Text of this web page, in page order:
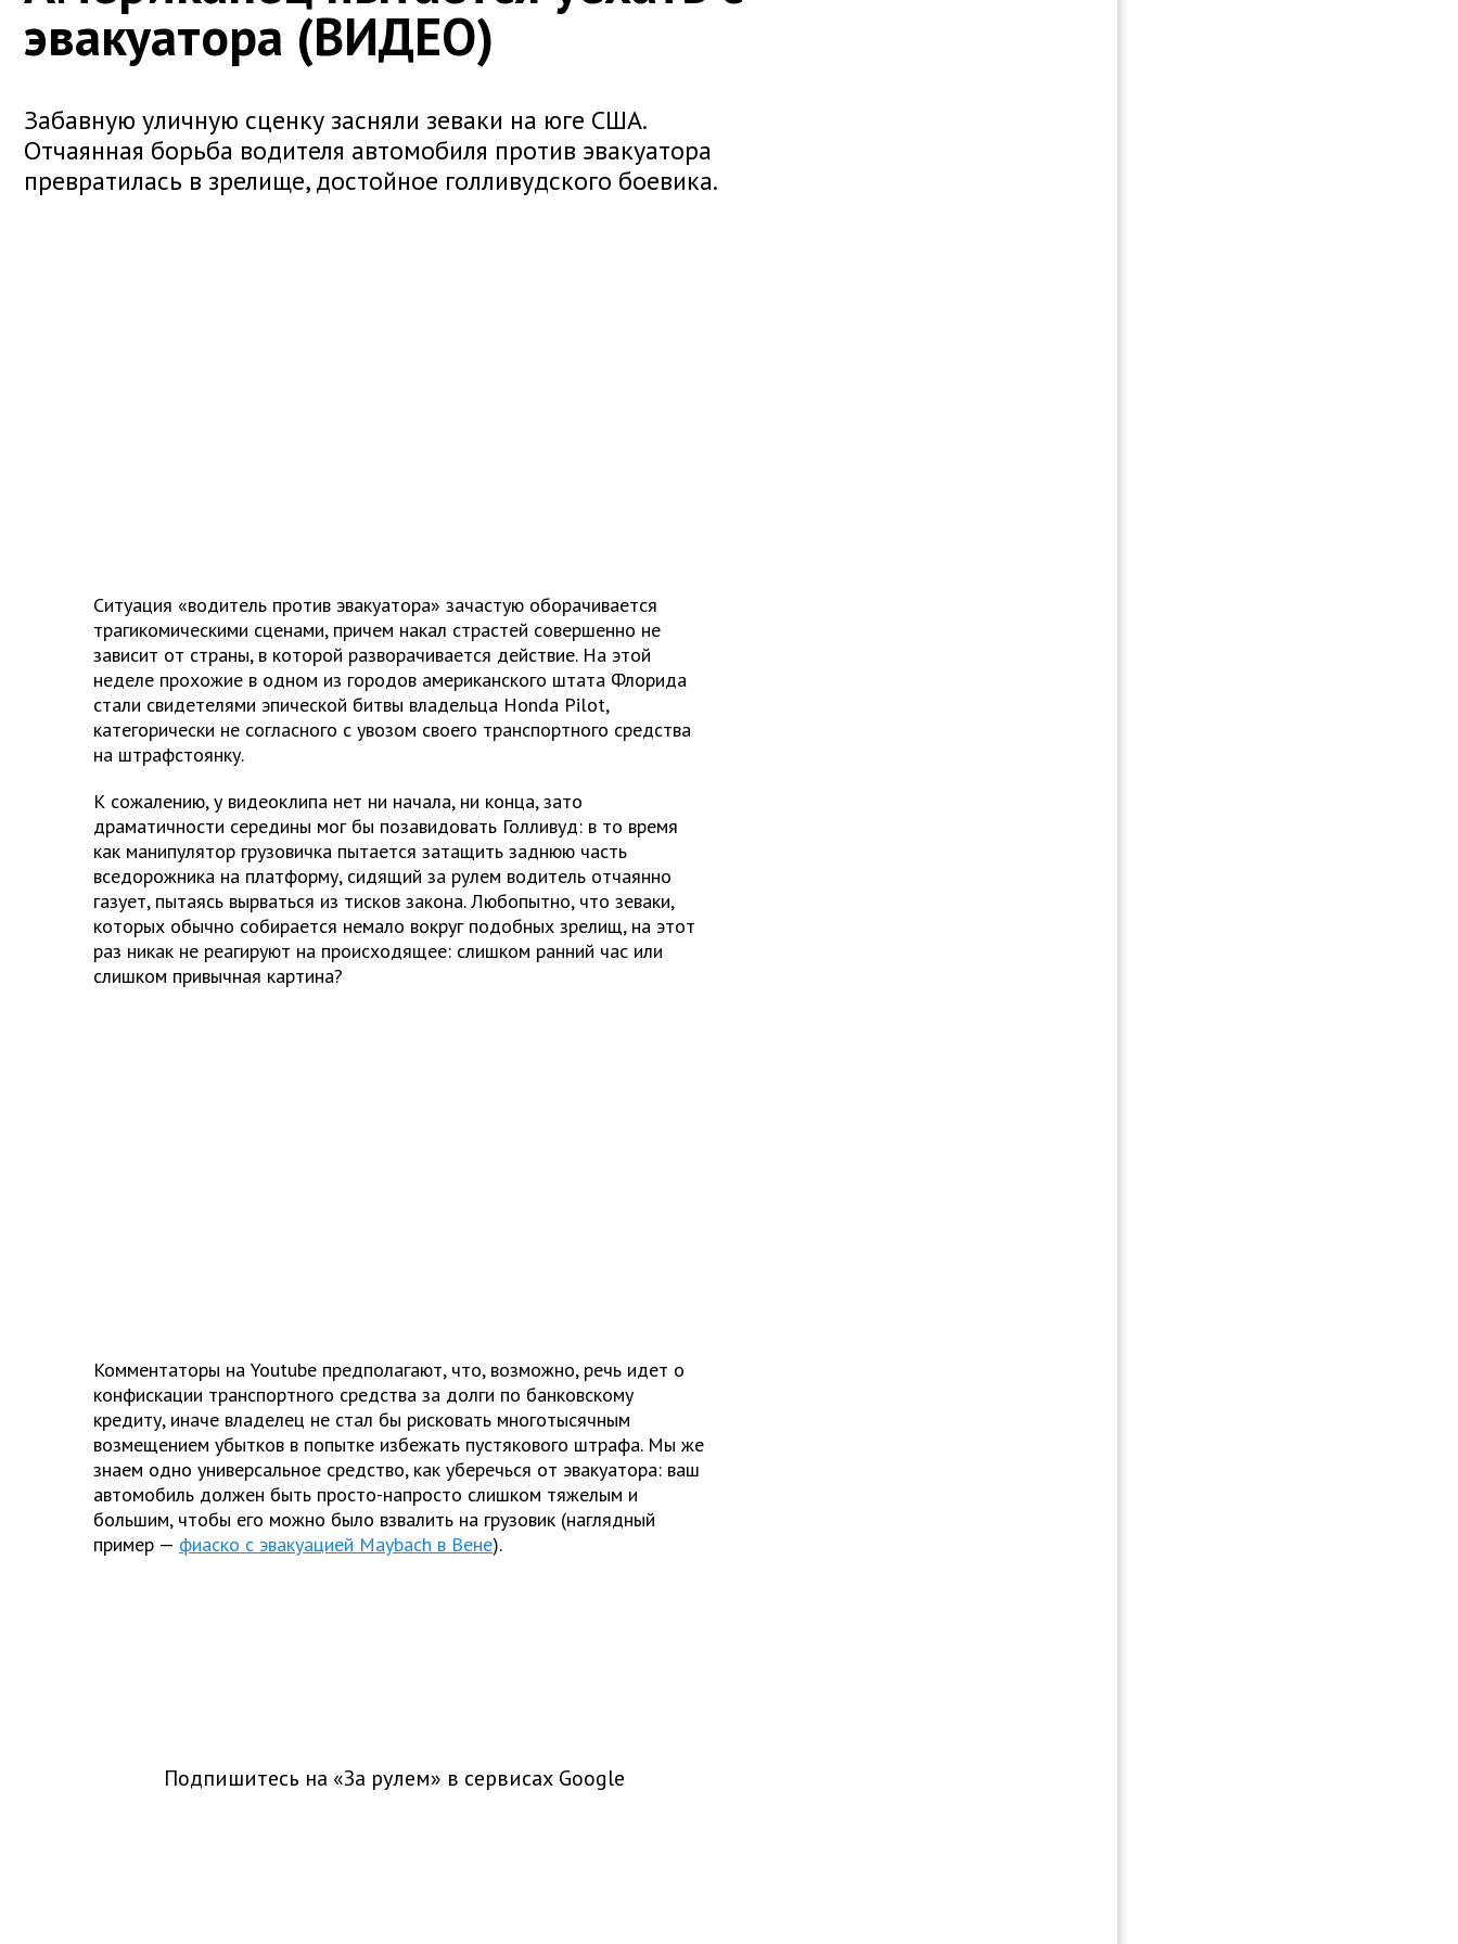
эвакуатора (ВИДЕО)
Забавную уличную сценку засняли зеваки на юге США.
Отчаянная борьба водителя автомобиля против эвакуатора
превратилась в зрелище, достойное голливудского боевика.
Ситуация «водитель против эвакуатора» зачастую оборачивается
трагикомическими сценами, причем накал страстей совершенно не
зависит от страны, в которой разворачивается действие. На этой
неделе прохожие в одном из городов американского штата Флорида
стали свидетелями эпической битвы владельца Honda Pilot,
категорически не согласного с увозом своего транспортного средства
на штрафстоянку.
К сожалению, у видеоклипа нет ни начала, ни конца, зато
драматичности середины мог бы позавидовать Голливуд: в то время
как манипулятор грузовичка пытается затащить заднюю часть
вседорожника на платформу, сидящий за рулем водитель отчаянно
газует, пытаясь вырваться из тисков закона. Любопытно, что зеваки,
которых обычно собирается немало вокруг подобных зрелищ, на этот
раз никак не реагируют на происходящее: слишком ранний час или
слишком привычная картина?
Комментаторы на Youtube предполагают, что, возможно, речь идет о
конфискации транспортного средства за долги по банковскому
кредиту, иначе владелец не стал бы рисковать многотысячным
возмещением убытков в попытке избежать пустякового штрафа. Мы же
знаем одно универсальное средство, как уберечься от эвакуатора: ваш
автомобиль должен быть просто-напросто слишком тяжелым и
большим, чтобы его можно было взвалить на грузовик (наглядный
пример — фиаско с эвакуацией Maybach в Вене).
Подпишитесь на «За рулем» в сервисах Google